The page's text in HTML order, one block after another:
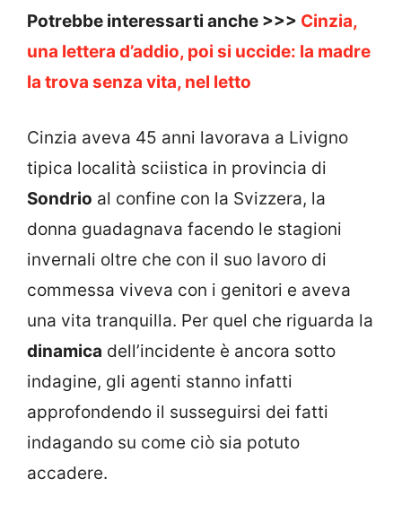
Potrebbe interessarti anche >>> Cinzia,
una lettera d’addio, poi si uccide: la madre
la trova senza vita, nel letto
Cinzia aveva 45 anni lavorava a Livigno
tipica località sciistica in provincia di
Sondrio al confine con la Svizzera, la
donna guadagnava facendo le stagioni
invernali oltre che con il suo lavoro di
commessa viveva con i genitori e aveva
una vita tranquilla. Per quel che riguarda la
dinamica dell’incidente è ancora sotto
indagine, gli agenti stanno infatti
approfondendo il susseguirsi dei fatti
indagando su come ciò sia potuto
accadere.